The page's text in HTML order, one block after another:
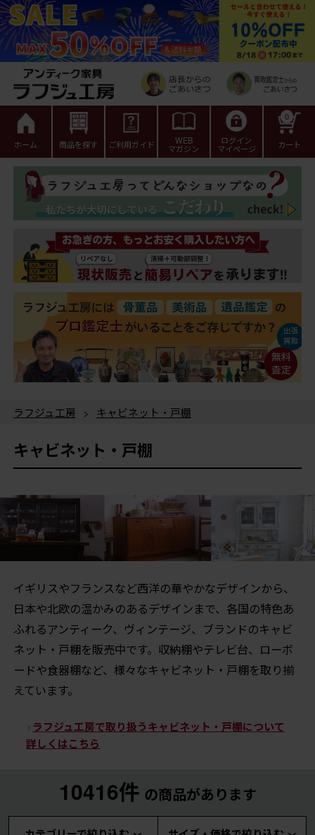
ホーム 商品を探す ご利用ガイド WEB
マガジン
ログイン
マイページ カート
0
ラフジュ工房 > キャビネット・戸棚
キャビネット・戸棚
イギリスやフランスなど西洋の華やかなデザインから、
日本や北欧の温かみのあるデザインまで、各国の特色あ
ふれるアンティーク、ヴィンテージ、ブランドのキャビ
ネット・戸棚を販売中です。収納棚やテレビ台、ローボ
ードや食器棚など、様々なキャビネット・戸棚を取り揃
えています。
ラフジュ工房で取り扱うキャビネット・戸棚について
詳しくはこちら
10416件 の商品があります